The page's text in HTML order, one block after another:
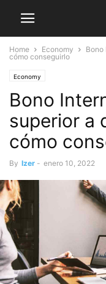
Home Economy
Bono
cómo conseguirlo
Economy
Bono
superior a
cómo
By Izer - enero 10, 2022